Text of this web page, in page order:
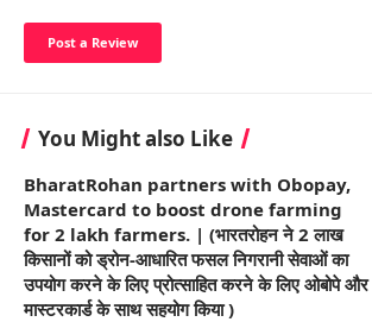
You Might also Like
BharatRohan partners with Obopay,
Mastercard to boost drone farming
for 2 lakh farmers. | (भारतरोहन ने 2 लाख
किसानों को ड्रोन-आधारित फसल निगरानी सेवाओं का
उपयोग करने के लिए प्रोत्साहित करने के लिए ओबोपे और
मास्टरकार्ड के साथ सहयोग किया )